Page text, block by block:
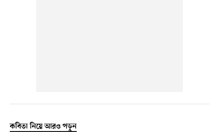
কবিতা নিয়ে আরও পড়ুন